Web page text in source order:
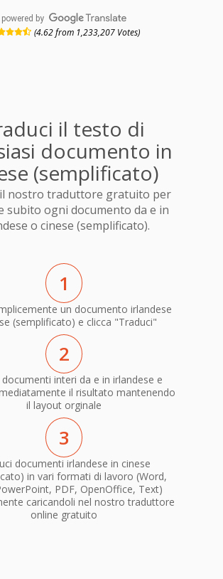
powered by
(4.62 from 1,233,207 Votes)
il testo di
documento in
(semplificato)
nostro traduttore gratuito per
subito ogni documento da e in
o cinese (semplificato).
1
un documento irlandese
(semplificato) e clicca "Traduci"
2
documenti interi da e in irlandese e
il risultato mantenendo
il layout orginale
3
documenti irlandese in cinese
in vari formati di lavoro (Word,
PDF, OpenOffice, Text)
caricandoli nel nostro traduttore
online gratuito